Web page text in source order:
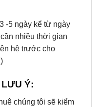
-5 ngày kể từ ngày
nhiều thời gian
hệ trước cho
Ý:
chúng tôi sẽ kiểm